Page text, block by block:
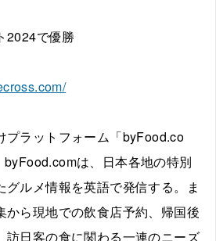
2024で優勝
プラットフォーム「byFood.co
は、日本各地の特別
グルメ情報を英語で発信する。ま
から現地での飲食店予約、帰国後
訪日客の食に関わる一連のニーズ